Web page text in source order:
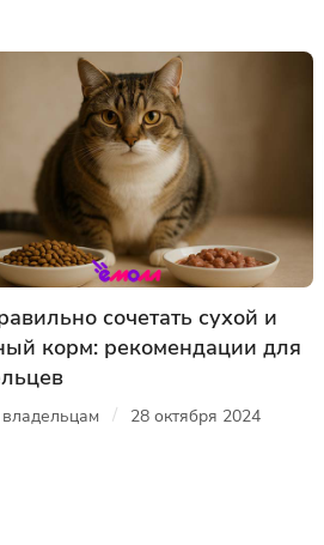
сочетать сухой и
корм: рекомендации для
/ 28 октября 2024